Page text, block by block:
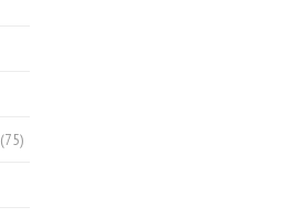
(75)